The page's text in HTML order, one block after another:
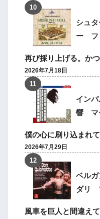
シュ
ー フ
再び採り上げる。か
2026年7月18日
イン
響 マ
僕の心に刷り込まれ
2026年7月29日
ベル
ダリ
風車を巨人と間違え